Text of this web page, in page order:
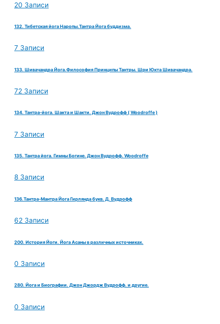
20 Записи
132. Тибетская йога Наропы.Тантра Йога буддизма.
7 Записи
133. Шивачандра Йога.Философия Принципы Тантры. Шри Юкта Шивачандра.
72 Записи
134. Тантра-йога. Шакта и Шакти. Джон Вудрофф ( Woodroffe )
7 Записи
135. Тантра йога. Гимны Богине. Джон Вудрофф. Woodroffe
8 Записи
136.Тантра-Мантра Йога Гирлянда букв. Д. Вудрофф
62 Записи
200. История Йоги. Йога Асаны в различных источниках.
0 Записи
280. Йога и Биографии. Джон Джордж Вудрофф. и другие.
0 Записи